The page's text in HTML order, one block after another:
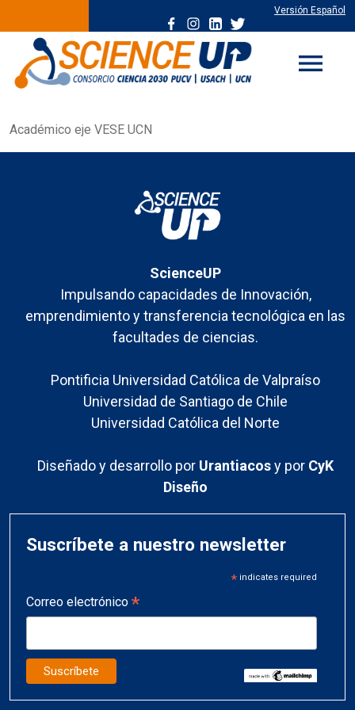
Versión Español
menu
Académico eje VESE UCN
ScienceUP
Impulsando capacidades de Innovación,
emprendimiento y transferencia tecnológica en las
facultades de ciencias.
Pontificia Universidad Católica de Valpraíso
Universidad de Santiago de Chile
Universidad Católica del Norte
Diseñado y desarrollo por Urantiacosy por CyK
Diseño
Suscríbete a nuestro newsletter
*indicates required
Correo electrónico *